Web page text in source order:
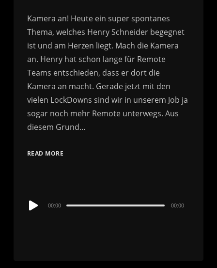
Kamera an! Heute ein super spontanes
Thema, welches Henry Schneider begegnet
ist und am Herzen liegt. Mach die Kamera
an. Henry hat schon lange für Remote
Teams entschieden, dass er dort die
Kamera an macht. Gerade jetzt mit den
vielen LockDowns sind wir in unserem Job ja
sogar noch mehr Remote unterwegs. Aus
diesem Grund…
READ MORE
Audio
00:00 00:00